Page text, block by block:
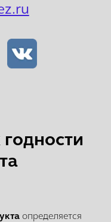
определяется